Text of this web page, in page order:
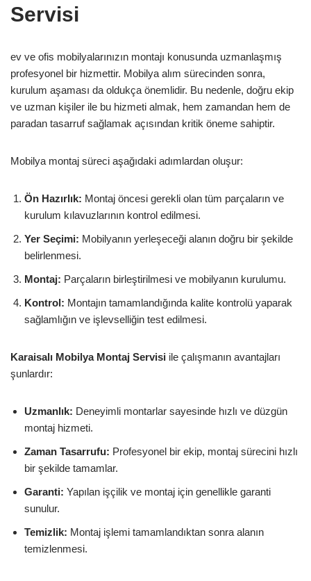
Servisi
ev ve ofis mobilyalarınızın montajı konusunda uzmanlaşmış
profesyonel bir hizmettir. Mobilya alım sürecinden sonra,
kurulum aşaması da oldukça önemlidir. Bu nedenle, doğru ekip
ve uzman kişiler ile bu hizmeti almak, hem zamandan hem de
paradan tasarruf sağlamak açısından kritik öneme sahiptir.
Mobilya montaj süreci aşağıdaki adımlardan oluşur:
Ön Hazırlık: Montaj öncesi gerekli olan tüm parçaların ve
kurulum kılavuzlarının kontrol edilmesi.
Yer Seçimi: Mobilyanın yerleşeceği alanın doğru bir şekilde
belirlenmesi.
Montaj: Parçaların birleştirilmesi ve mobilyanın kurulumu.
Kontrol: Montajın tamamlandığında kalite kontrolü yaparak
sağlamlığın ve işlevselliğin test edilmesi.
Karaisalı Mobilya Montaj Servisi ile çalışmanın avantajları
şunlardır:
Uzmanlık: Deneyimli montarlar sayesinde hızlı ve düzgün
montaj hizmeti.
Zaman Tasarrufu: Profesyonel bir ekip, montaj sürecini hızlı
bir şekilde tamamlar.
Garanti: Yapılan işçilik ve montaj için genellikle garanti
sunulur.
Temizlik: Montaj işlemi tamamlandıktan sonra alanın
temizlenmesi.